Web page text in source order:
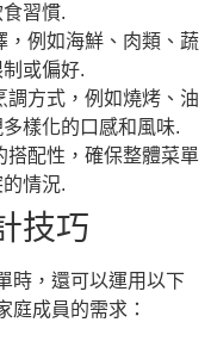
習慣.
，例如海鮮、肉類、蔬
或偏好.
調方式，例如燒烤、油
樣化的口感和風味.
搭配性，確保整體菜單
情況.
技巧
時，還可以運用以下
庭成員的需求：